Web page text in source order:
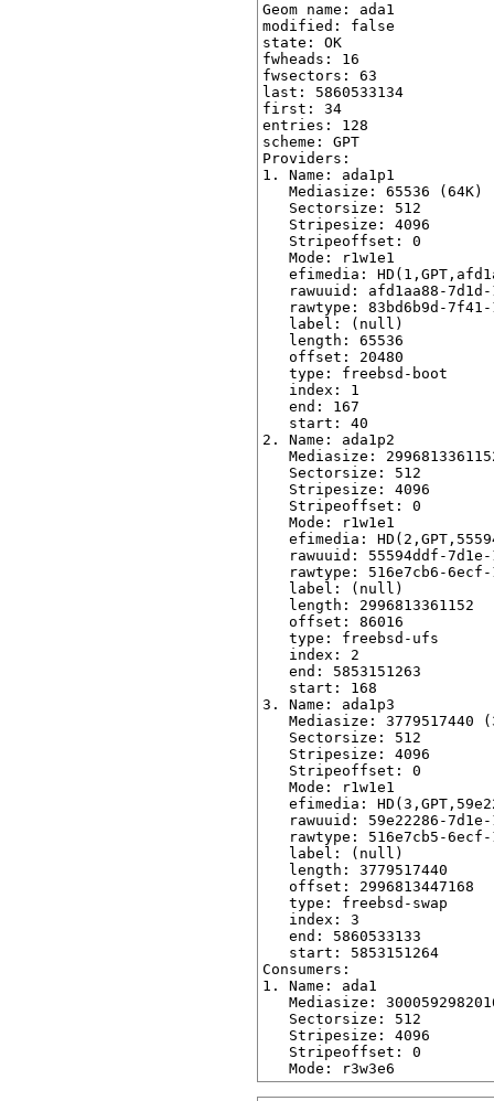
Geom name: ada1
modified: false
state: OK
fwheads: 16
fwsectors: 63
last: 5860533134
first: 34
entries: 128
scheme: GPT
Providers:
1. Name: ada1p1
   Mediasize: 65536 (64K)
   Sectorsize: 512
   Stripesize: 4096
   Stripeoffset: 0
   Mode: r1w1e1
efimedia:
rawuuid: afd1aa88-
rawtype: 83bd6b9d-
   label: (null)
   length: 65536
   offset: 20480
   type: freebsd-boot
   index: 1
   end: 167
   start: 40
2. Name: ada1p2
Mediasize:
   Sectorsize: 512
   Stripesize: 4096
   Stripeoffset: 0
   Mode: r1w1e1
efimedia:
rawuuid: 55594ddf-
rawtype: 516e7cb6-
   label: (null)
   length: 2996813361152
   offset: 86016
   type: freebsd-ufs
   index: 2
   end: 5853151263
   start: 168
3. Name: ada1p3
Mediasize: 3779517440
   Sectorsize: 512
   Stripesize: 4096
   Stripeoffset: 0
   Mode: r1w1e1
efimedia:
rawuuid: 59e22286-
rawtype: 516e7cb5-
   label: (null)
   length: 3779517440
   offset: 2996813447168
   type: freebsd-swap
   index: 3
   end: 5860533133
   start: 5853151264
Consumers:
1. Name: ada1
Mediasize:
   Sectorsize: 512
   Stripesize: 4096
   Stripeoffset: 0